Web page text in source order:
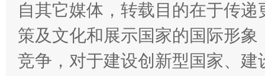
自其它媒体，转载目的在于传
策及文化和展示国家的国际形
竞争，对于建设创新型国家、